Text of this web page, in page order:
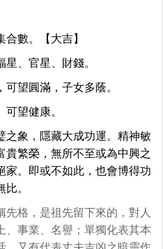
數。【大吉】
、官星、財錢。
望圓滿，子女多蔭。
望健康。
之象，隱藏大成功運。精神敏
貴繁榮，無所不至或為中興之
家。即或不如此，也會博得功
。
先格，是祖先留下來的，對人
、事業、名譽；單獨化表其本